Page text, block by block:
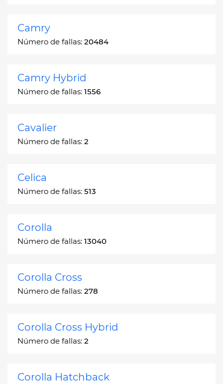
Camry
Número de fallas: 20484
Camry Hybrid
Número de fallas: 1556
Cavalier
Número de fallas: 2
Celica
Número de fallas: 513
Corolla
Número de fallas: 13040
Corolla Cross
Número de fallas: 278
Corolla Cross Hybrid
Número de fallas: 2
Corolla Hatchback